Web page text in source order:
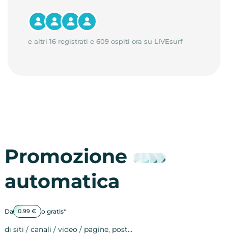
e altri 16 registrati e 609 ospiti ora su LIVEsurf
Promozione
automatica
Da 0.99 € o gratis*
di siti / canali / video / pagine, post…